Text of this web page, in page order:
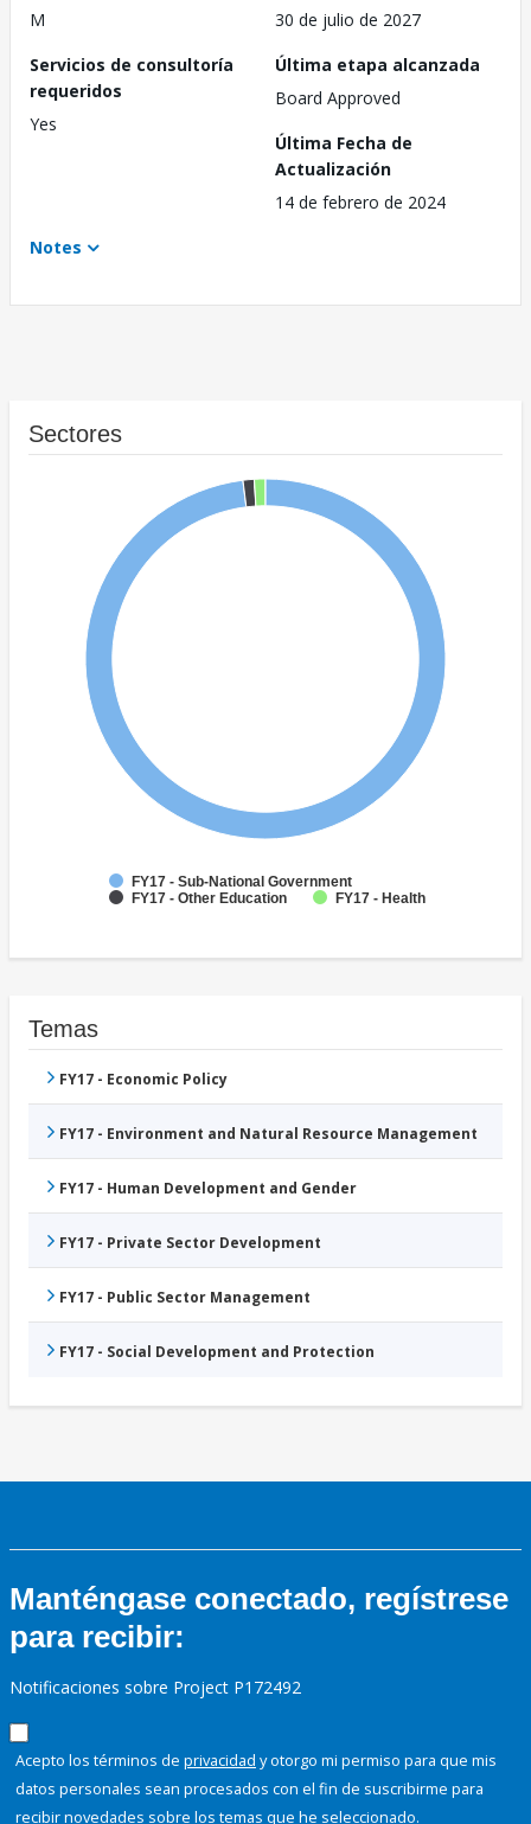
M
30 de julio de 2027
Servicios de consultoría
requeridos
Yes
Última etapa alcanzada
Board Approved
Última Fecha de
Actualización
14 de febrero de 2024
Notes
Sectores
FY17 - Sub-National Government
FY17 - Other Education
FY17 - Health
Temas
FY17 - Economic Policy
FY17 - Environment and Natural Resource Management
FY17 - Human Development and Gender
FY17 - Private Sector Development
FY17 - Public Sector Management
FY17 - Social Development and Protection
Manténgase conectado, regístrese
para recibir:
Notificaciones sobre Project P172492
Acepto los términos de privacidad y otorgo mi permiso para que mis
datos personales sean procesados con el fin de suscribirme para
recibir novedades sobre los temas que he seleccionado.